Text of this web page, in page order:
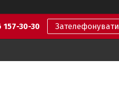
157-30-30 Зателефонувати